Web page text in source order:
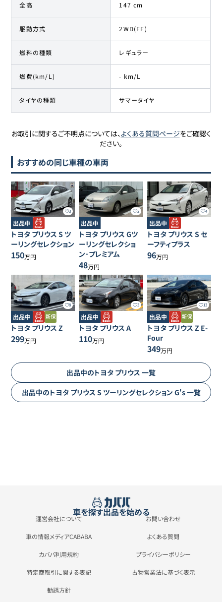
全高 147 cm
駆動方式 2WD(FF)
燃料の種類 レギュラー
燃費(km/L) - km/L
タイヤの種類 サマータイヤ
お取引に関するご不明点については、よくある質問ページをご確認く
ださい。
おすすめの同じ車種の車両
3
出品中
トヨタ プリウス S ツ
ーリングセレクション
150万円
2
出品中
トヨタ プリウス Gツ
ーリングセレクショ
ン･プレミアム
48万円
4
出品中
トヨタ プリウス S セ
ーフティプラス
96万円
8
出品中
トヨタ プリウス Z
299万円
3
出品中
トヨタ プリウス A
110万円
13
出品中
トヨタ プリウス Z E-
Four
349万円
出品中のトヨタ プリウス 一覧
出品中のトヨタ プリウス S ツーリングセレクション G's一覧
車を探す出品を始める
運営会社について お問い合わせ
車の情報メディアCABABA よくある質問
カババ利用規約 プライバシーポリシー
特定商取引に関する表記 古物営業法に基づく表示
勧誘方針